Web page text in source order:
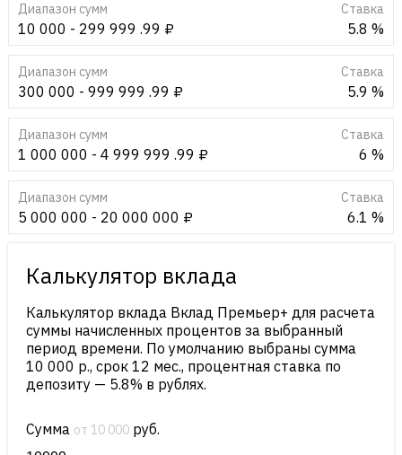
Диапазон сумм
10 000 - 299 999 .99 ₽
Cтавка
5.8 %
Диапазон сумм
300 000 - 999 999 .99 ₽
Cтавка
5.9 %
Диапазон сумм
1 000 000 - 4 999 999 .99 ₽
Cтавка
6 %
Диапазон сумм
5 000 000 - 20 000 000 ₽
Cтавка
6.1 %
Калькулятор вклада
Калькулятор вклада Вклад Премьер+ для расчета
суммы начисленных процентов за выбранный
период времени. По умолчанию выбраны сумма
10 000 р., срок 12 мес., процентная ставка по
депозиту — 5.8% в рублях.
Сумма от 10 000руб.